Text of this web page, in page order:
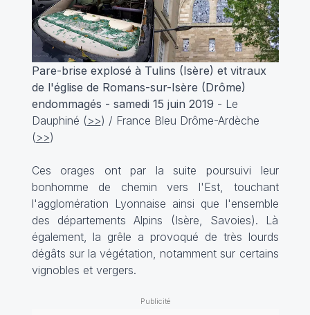
Pare-brise explosé à Tulins (Isère) et vitraux
de l'église de Romans-sur-Isère (Drôme)
endommagés - samedi 15 juin 2019 - Le
Dauphiné (>>) / France Bleu Drôme-Ardèche
(>>)
Ces orages ont par la suite poursuivi leur
bonhomme de chemin vers l'Est, touchant
l'agglomération Lyonnaise ainsi que l'ensemble
des départements Alpins (Isère, Savoies). Là
également, la grêle a provoqué de très lourds
dégâts sur la végétation, notamment sur certains
vignobles et vergers.